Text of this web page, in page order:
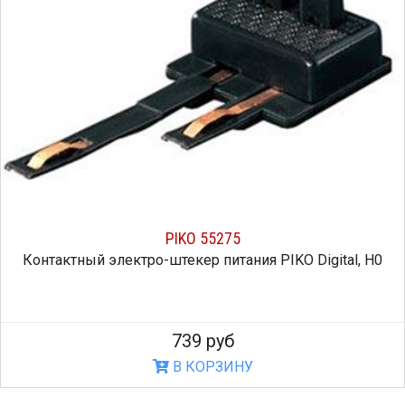
PIKO 55275
Контактный электро-штекер питания PIKO Digital, H0
739 руб
В КОРЗИНУ